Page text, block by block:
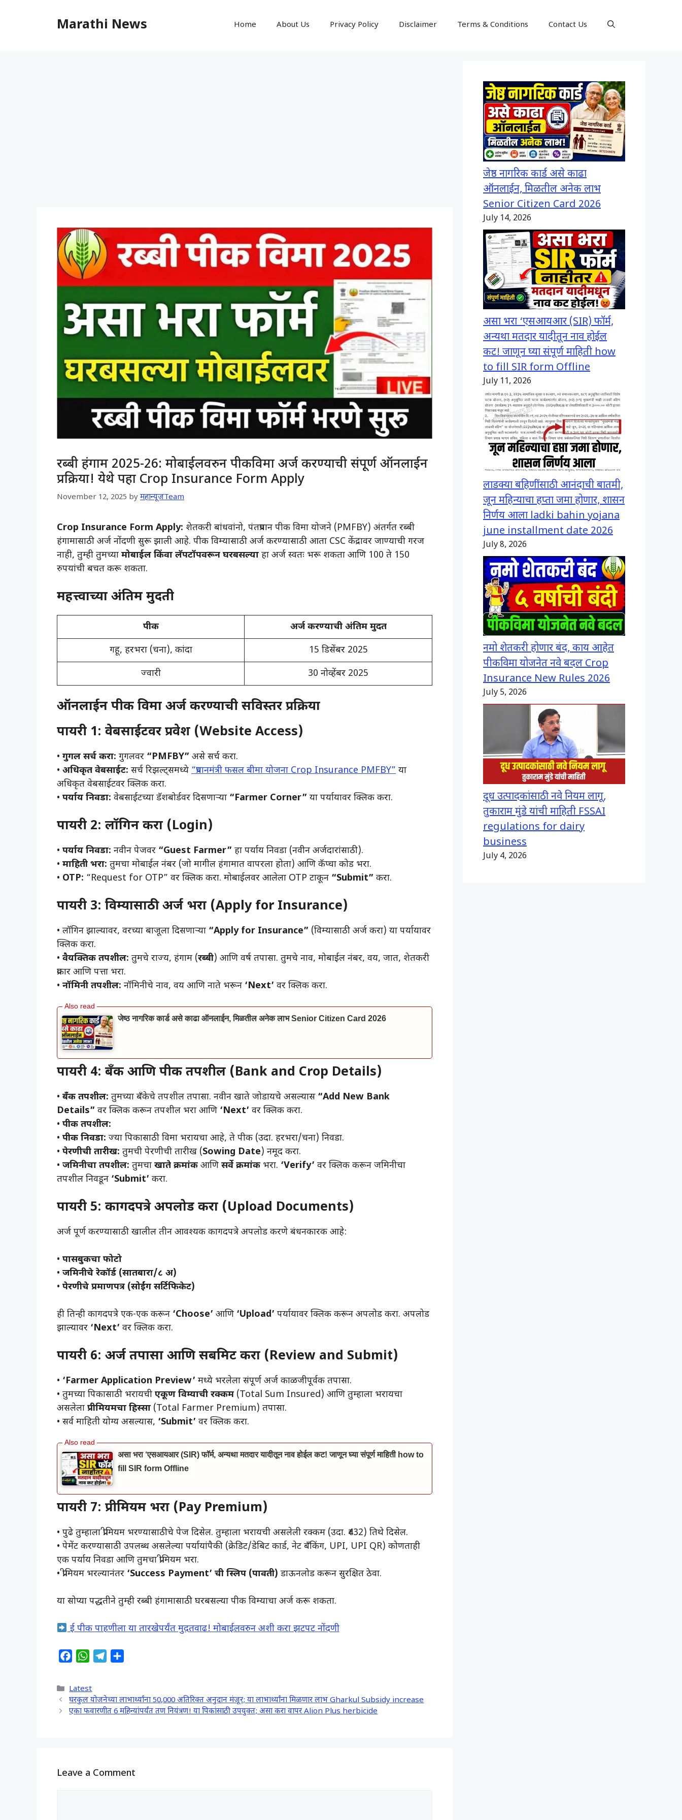
Marathi News Home About Us Privacy Policy Disclaimer Terms & Conditions Contact Us
रब्बी हंगाम 2025-26: मोबाईलवरुन पीकविमा अर्ज करण्याची संपूर्ण ऑनलाईन
प्रक्रिया! येथे पहा Crop Insurance Form Apply
November 12, 2025 by महान्यूजTeam
Crop Insurance Form Apply: शेतकरी बांधवांनो, पंतप्रधान पीक विमा योजने (PMFBY) अंतर्गत रब्बी
हंगामासाठी अर्ज नोंदणी सुरू झाली आहे. पीक विम्यासाठी अर्ज करण्यासाठी आता CSC केंद्रावर जाण्याची गरज
नाही, तुम्ही तुमच्या मोबाईल किंवा लॅपटॉपवरून घरबसल्या हा अर्ज स्वतः भरू शकता आणि 100 ते 150
रुपयांची बचत करू शकता.
महत्त्वाच्या अंतिम मुदती
पीक
अर्ज करण्याची अंतिम मुदत
गहू, हरभरा (चना), कांदा
15 डिसेंबर 2025
ज्वारी
30 नोव्हेंबर 2025
ऑनलाईन पीक विमा अर्ज करण्याची सविस्तर प्रक्रिया
पायरी 1: वेबसाईटवर प्रवेश (Website Access)
• ​ गुगल सर्च करा: गुगलवर “PMFBY” असे सर्च करा.
• ​ अधिकृत वेबसाईट: सर्च रिझल्ट्समध्ये “प्रधानमंत्री फसल बीमा योजना Crop Insurance PMFBY” या
अधिकृत वेबसाईटवर क्लिक करा.
• ​ पर्याय निवडा: वेबसाईटच्या डॅशबोर्डवर दिसणाऱ्या “Farmer Corner” या पर्यायावर क्लिक करा.
पायरी 2: लॉगिन करा (Login)
• ​ पर्याय निवडा: नवीन पेजवर “Guest Farmer” हा पर्याय निवडा (नवीन अर्जदारांसाठी).
• ​ माहिती भरा: तुमचा मोबाईल नंबर (जो मागील हंगामात वापरला होता) आणि कॅप्चा कोड भरा.
• ​ OTP: “Request for OTP” वर क्लिक करा. मोबाईलवर आलेला OTP टाकून “Submit” करा.
पायरी 3: विम्यासाठी अर्ज भरा (Apply for Insurance)
• ​लॉगिन झाल्यावर, वरच्या बाजूला दिसणाऱ्या “Apply for Insurance” (विम्यासाठी अर्ज करा) या पर्यायावर
क्लिक करा.
• ​ वैयक्तिक तपशील: तुमचे राज्य, हंगाम (रब्बी) आणि वर्ष तपासा. तुमचे नाव, मोबाईल नंबर, वय, जात, शेतकरी
प्रकार आणि पत्ता भरा.
• ​ नॉमिनी तपशील: नॉमिनीचे नाव, वय आणि नाते भरून ‘Next’ वर क्लिक करा.
जेष्ठ नागरिक कार्ड असे काढा ऑनलाईन, मिळतील अनेक लाभ Senior Citizen Card 2026
पायरी 4: बँक आणि पीक तपशील (Bank and Crop Details)
• ​ बँक तपशील: तुमच्या बँकेचे तपशील तपासा. नवीन खाते जोडायचे असल्यास “Add New Bank
Details” वर क्लिक करून तपशील भरा आणि ‘Next’ वर क्लिक करा.
• ​ पीक तपशील:
• ​ पीक निवडा: ज्या पिकासाठी विमा भरायचा आहे, ते पीक (उदा. हरभरा/चना) निवडा.
• ​ पेरणीची तारीख: तुमची पेरणीची तारीख (Sowing Date) नमूद करा.
• ​ जमिनीचा तपशील: तुमचा खाते क्रमांक आणि सर्वे क्रमांक भरा. ‘Verify’ वर क्लिक करून जमिनीचा
तपशील निवडून ‘Submit’ करा.
पायरी 5: कागदपत्रे अपलोड करा (Upload Documents)
​अर्ज पूर्ण करण्यासाठी खालील तीन आवश्यक कागदपत्रे अपलोड करणे बंधनकारक आहे:
• ​ पासबुकचा फोटो
• ​ जमिनीचे रेकॉर्ड (सातबारा/८ अ)
• ​ पेरणीचे प्रमाणपत्र (सोईंग सर्टिफिकेट)
ही तिन्ही कागदपत्रे एक-एक करून ‘Choose’ आणि ‘Upload’ पर्यायावर क्लिक करून अपलोड करा. अपलोड
झाल्यावर ‘Next’ वर क्लिक करा.
पायरी 6: अर्ज तपासा आणि सबमिट करा (Review and Submit)
• ​ ‘Farmer Application Preview’ मध्ये भरलेला संपूर्ण अर्ज काळजीपूर्वक तपासा.
• ​तुमच्या पिकासाठी भरायची एकूण विम्याची रक्कम (Total Sum Insured) आणि तुम्हाला भरायचा
असलेला प्रीमियमचा हिस्सा (Total Farmer Premium) तपासा.
• ​सर्व माहिती योग्य असल्यास, ‘Submit’ वर क्लिक करा.
असा भरा ‘एसआयआर (SIR) फॉर्म, अन्यथा मतदार यादीतून नाव होईल कट! जाणून घ्या संपूर्ण माहिती how to
fill SIR form Offline
पायरी 7: प्रीमियम भरा (Pay Premium)
• ​पुढे तुम्हाला प्रीमियम भरण्यासाठीचे पेज दिसेल. तुम्हाला भरायची असलेली रक्कम (उदा. ₹432) तिथे दिसेल.
• ​पेमेंट करण्यासाठी उपलब्ध असलेल्या पर्यायांपैकी (क्रेडिट/डेबिट कार्ड, नेट बँकिंग, UPI, UPI QR) कोणताही
एक पर्याय निवडा आणि तुमचा प्रीमियम भरा.
• ​प्रीमियम भरल्यानंतर ‘Success Payment’ ची स्लिप (पावती) डाऊनलोड करून सुरक्षित ठेवा.
या सोप्या पद्धतीने तुम्ही रब्बी हंगामासाठी घरबसल्या पीक विम्याचा अर्ज करू शकता.
ई पीक पाहणीला या तारखेपर्यंत मुदतवाढ! मोबाईलवरुन अशी करा झटपट नोंदणी
e
b
W
t
s
e
g
r
e
Categories
Latest
घरकुल योजनेच्या लाभार्थ्यांना 50,000 अतिरिक्त अनुदान मंजूर; या लाभार्थ्यांना मिळणार लाभ Gharkul Subsidy increase
एका फवारणीत 6 महिन्यांपर्यंत तण नियंत्रण! या पिकांसाठी उपयुक्त; असा करा वापर Alion Plus herbicide
Leave a Comment
जेष्ठ नागरिक कार्ड असे काढा
ऑनलाईन, मिळतील अनेक लाभ
Senior Citizen Card 2026
July 14, 2026
असा भरा ‘एसआयआर (SIR) फॉर्म,
अन्यथा मतदार यादीतून नाव होईल
कट! जाणून घ्या संपूर्ण माहिती how
to fill SIR form Offline
July 11, 2026
लाडक्या बहिणींसाठी आनंदाची बातमी,
जून महिन्याचा हप्ता जमा होणार, शासन
निर्णय आला ladki bahin yojana
june installment date 2026
July 8, 2026
नमो शेतकरी होणार बंद, काय आहेत
पीकविमा योजनेत नवे बदल Crop
Insurance New Rules 2026
July 5, 2026
दूध उत्पादकांसाठी नवे नियम लागू,
तुकाराम मुंडे यांची माहिती FSSAI
regulations for dairy
business
July 4, 2026